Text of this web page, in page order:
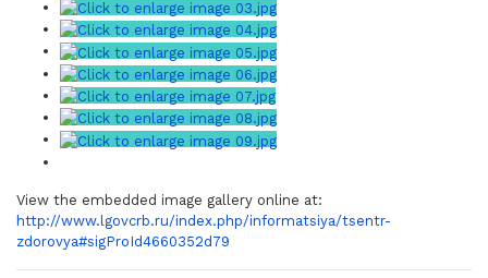
View the embedded image gallery online at:
http://www.lgovcrb.ru/index.php/informatsiya/tsentr-
zdorovya#sigProId4660352d79